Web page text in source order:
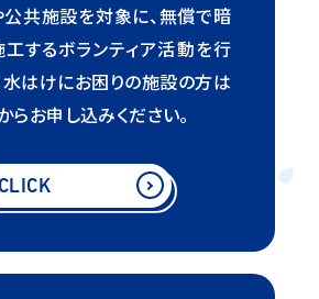
共施設を対象に、無償で暗
工するボランティア活動を行
水はけにお困りの施設の方は
らお申し込みください。
CLICK